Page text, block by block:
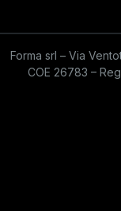
Forma srl – Via
COE 26783 –